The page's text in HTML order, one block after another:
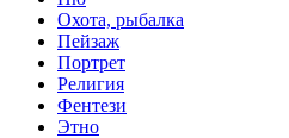
Охота, рыбалка
Пейзаж
Портрет
Религия
Фентези
Этно